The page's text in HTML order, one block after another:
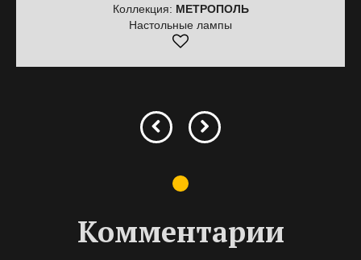
Коллекция: МЕТРОПОЛЬ
Настольные лампы
Комментарии